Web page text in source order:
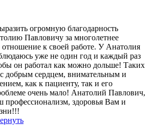
огромную благодарность
Павловичу за многолетнее
отношение к своей работе. У Анатолия
уже не один год и каждый раз
он работал как можно дольше! Таких
добрым сердцем, внимательным и
как к пациенту, так и его
очень мало! Анатолий Павлович,
профессионализм, здоровья Вам и